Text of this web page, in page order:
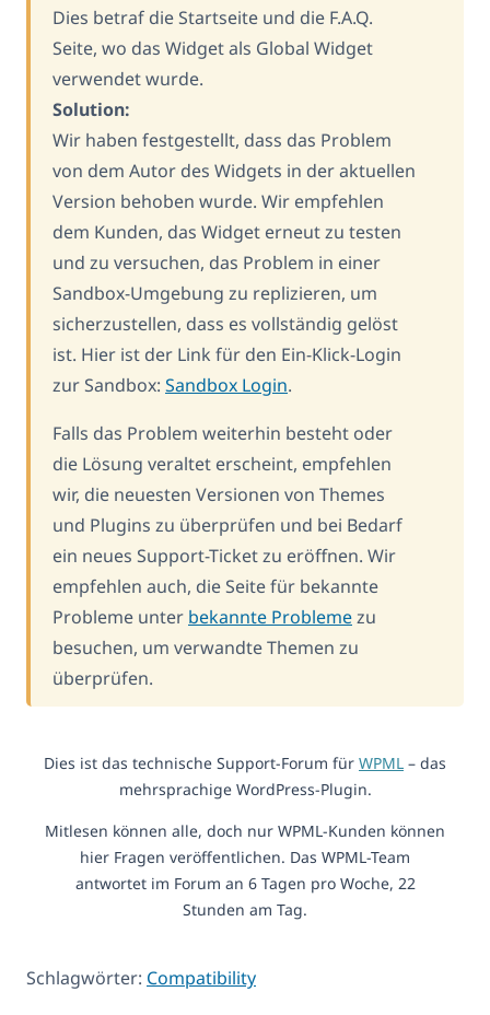
Dies betraf die Startseite und die F.A.Q.
Seite, wo das Widget als Global Widget
verwendet wurde.
Solution:
Wir haben festgestellt, dass das Problem
von dem Autor des Widgets in der aktuellen
Version behoben wurde. Wir empfehlen
dem Kunden, das Widget erneut zu testen
und zu versuchen, das Problem in einer
Sandbox-Umgebung zu replizieren, um
sicherzustellen, dass es vollständig gelöst
ist. Hier ist der Link für den Ein-Klick-Login
zur Sandbox: Sandbox Login.
Falls das Problem weiterhin besteht oder
die Lösung veraltet erscheint, empfehlen
wir, die neuesten Versionen von Themes
und Plugins zu überprüfen und bei Bedarf
ein neues Support-Ticket zu eröffnen. Wir
empfehlen auch, die Seite für bekannte
Probleme unter bekannte Problemezu
besuchen, um verwandte Themen zu
überprüfen.
Dies ist das technische Support-Forum für WPML – das
mehrsprachige WordPress-Plugin.
Mitlesen können alle, doch nur WPML-Kunden können
hier Fragen veröffentlichen. Das WPML-Team
antwortet im Forum an 6 Tagen pro Woche, 22
Stunden am Tag.
Schlagwörter: Compatibility